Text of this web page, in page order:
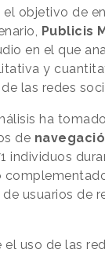
el objetivo de
Publicis
en el que
y
las redes
ha
de
individuos
de usuarios de
uso de las